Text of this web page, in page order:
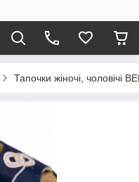
Тапочки жіночі, чоловічі